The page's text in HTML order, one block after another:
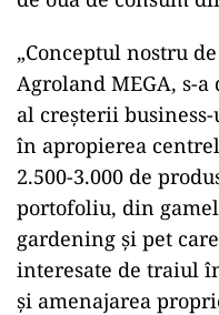
„Conceptul nostru
Agroland MEGA, s-
al creșterii
în apropierea
2.500-3.000 de
portofoliu, din
gardening și pet
interesate de traiul
și amenajarea